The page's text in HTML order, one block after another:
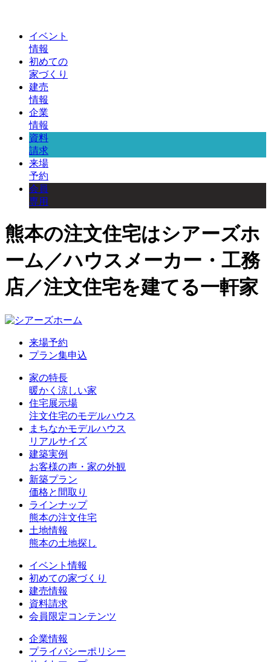
イベント
情報
初めての
家づくり
建売
情報
企業
情報
資料
請求
来場
予約
会員
専用
熊本の注文住宅はシアーズホ
ーム／ハウスメーカー・工務
店／注文住宅を建てる一軒家
来場予約
プラン集申込
家の特長
暖かく涼しい家
住宅展示場
注文住宅のモデルハウス
まちなかモデルハウス
リアルサイズ
建築実例
お客様の声・家の外観
新築プラン
価格と間取り
ラインナップ
熊本の注文住宅
土地情報
熊本の土地探し
イベント情報
初めての家づくり
建売情報
資料請求
会員限定コンテンツ
企業情報
プライバシーポリシー